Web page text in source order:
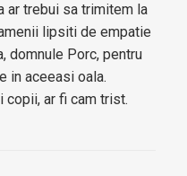
ar trebui sa trimitem la
lipsiti de empatie
domnule Porc, pentru
in aceeasi oala.
copii, ar fi cam trist.